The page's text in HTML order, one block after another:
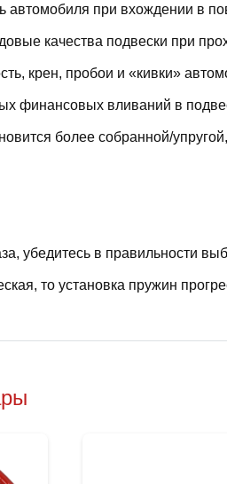
автомобиля при вхождении в
качества подвески при
крен, пробои и «кивки»
финансовых вливаний в
более собранной/
убедитесь в правильности
то установка пружин